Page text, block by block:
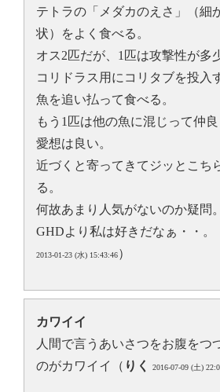
テトラの「メダカのえさ」（細
状）をよく食べる。
オス2匹だが、1匹は攻撃性が多
コリドラス用にコリタブを投入
魚を追い払って食べる。
もう1匹は他の魚に混じって仲良
愛想は良い。
近づくと寄ってきてジッとこち
る。
何故あまり人気がないのか疑問。
GHDより私は好きだなぁ・・。
2013-01-23 (水) 15:43:46）
カワイイ
人間で言うあいさつをお腹をつ
のがカワイイ（ りく 2016-07-09 (土)